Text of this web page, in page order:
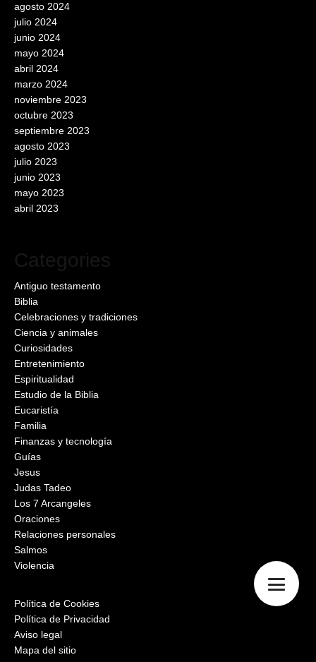
agosto 2024
julio 2024
junio 2024
mayo 2024
abril 2024
marzo 2024
noviembre 2023
octubre 2023
septiembre 2023
agosto 2023
julio 2023
junio 2023
mayo 2023
abril 2023
Categories
Antiguo testamento
Biblia
Celebraciones y tradiciones
Ciencia y animales
Curiosidades
Entretenimiento
Espiritualidad
Estudio de la Biblia
Eucaristía
Familia
Finanzas y tecnología
Guías
Jesus
Judas Tadeo
Los 7 Arcangeles
Oraciones
Relaciones personales
Salmos
Violencia
Política de Cookies
Política de Privacidad
Aviso legal
Mapa del sitio